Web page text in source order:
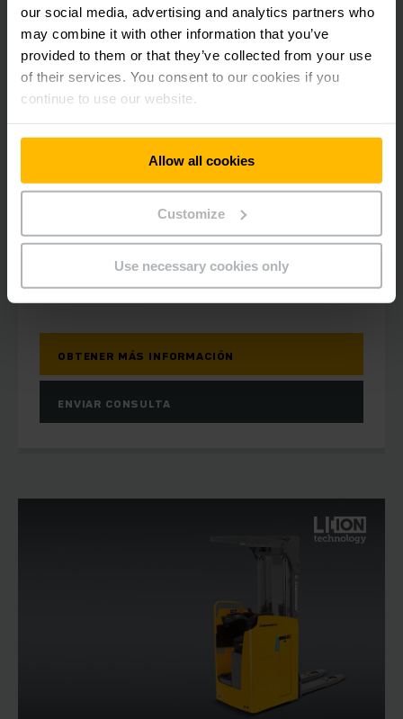
our social media, advertising and analytics partners who
may combine it with other information that you’ve
provided to them or that they’ve collected from your use
of their services. You consent to our cookies if you
continue to use our website.
Allow all cookies
Customize
Use necessary cookies only
Apilador eléctrico con conducto a
bordo 2t
1660 - 3760 mm
2000 kg
OBTENER MÁS INFORMACIÓN
ENVIAR CONSULTA